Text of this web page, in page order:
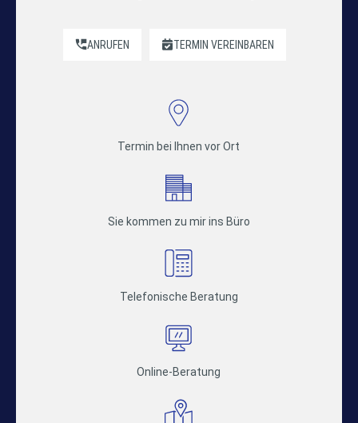
ANRUFEN TERMIN VEREINBAREN
Termin bei Ihnen vor Ort
Sie kommen zu mir ins Büro
Telefonische Beratung
Online-Beratung